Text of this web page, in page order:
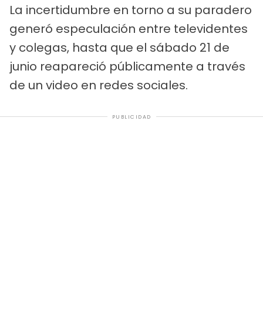
La incertidumbre en torno a su paradero
generó especulación entre televidentes
y colegas, hasta que el sábado 21 de
junio reapareció públicamente a través
de un video en redes sociales.
PUBLICIDAD